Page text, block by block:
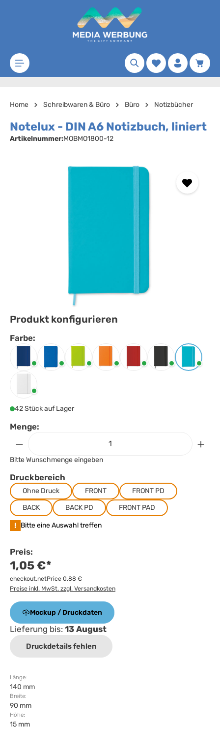
Zum Hauptinhalt springen
Merkzettel
Home Schreibwaren & Büro Büro Notizbücher
Notelux - DIN A6 Notizbuch, liniert
Artikelnummer:MOBMO1800-12
Bildergalerie überspringen
Produkt konfigurieren
Farbe:
Farbe auswählen
Blau Königsblau Limette Orange Rot Schwarz Türkis
Weiss
42 Stück auf Lager
Menge:
Bitte Wunschmenge eingeben
Druckbereich
Ohne Druck FRONT
FRONT PD
BACK
BACK PD FRONT PAD
! Bitte eine Auswahl treffen
Preis:
1,05 €*
checkout.netPrice 0,88 €
Preise inkl. MwSt. zzgl. Versandkosten
Mockup / Druckdaten
Lieferung bis: 13 August
Druckdetails fehlen
Länge:
140 mm
Breite:
90 mm
Höhe:
15 mm